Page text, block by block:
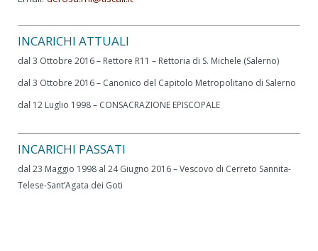
INCARICHI ATTUALI
dal 3 Ottobre 2016 – Rettore R11 – Rettoria di S. Michele (Salerno)
dal 3 Ottobre 2016 – Canonico del Capitolo Metropolitano di Salerno
dal 12 Luglio 1998 – CONSACRAZIONE EPISCOPALE
INCARICHI PASSATI
dal 23 Maggio 1998 al 24 Giugno 2016 – Vescovo di Cerreto Sannita-
Telese-Sant’Agata dei Goti